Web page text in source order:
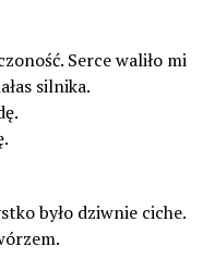
Serce waliło mi
silnika.
było dziwnie ciche.